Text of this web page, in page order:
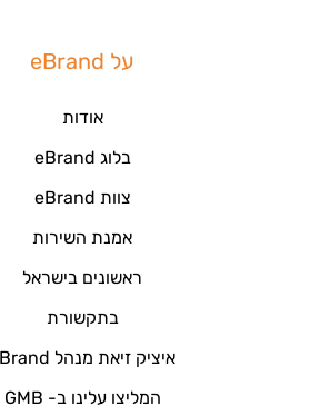
על eBrand
אודות
בלוג eBrand
צוות eBrand
אמנת השירות
ראשונים בישראל
בתקשורת
איציק זיאת מנהל eBrand
המליצו עלינו ב- GMB